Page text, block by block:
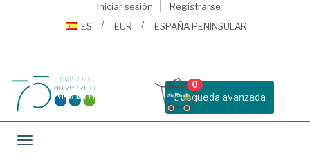
Iniciar sesión
Registrarse
ES
EUR ESPAÑA PENINSULAR
Busqueda avanzada
0
Toggle navigation